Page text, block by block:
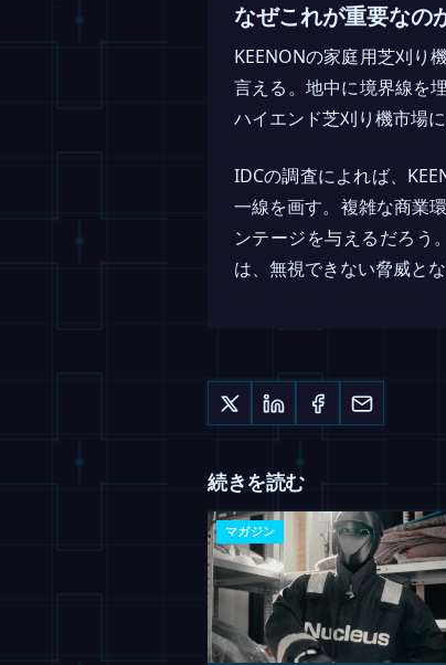
なぜこれが重要なの
KEENONの家庭用芝刈り
言える。地中に境界線を
ハイエンド芝刈り機市場
IDCの調査によれば、
一線を画す。複雑な商業
ンテージを与えるだろう
は、無視できない脅威とな
続きを読む
マガジン